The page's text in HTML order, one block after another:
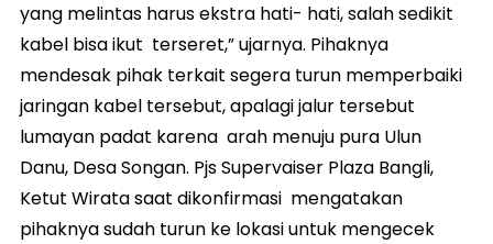
yang melintas harus ekstra hati- hati, salah sedikit
kabel bisa ikut terseret,” ujarnya. Pihaknya
mendesak pihak terkait segera turun memperbaiki
jaringan kabel tersebut, apalagi jalur tersebut
lumayan padat karena arah menuju pura Ulun
Danu, Desa Songan. Pjs Supervaiser Plaza Bangli,
Ketut Wirata saat dikonfirmasi mengatakan
pihaknya sudah turun ke lokasi untuk mengecek